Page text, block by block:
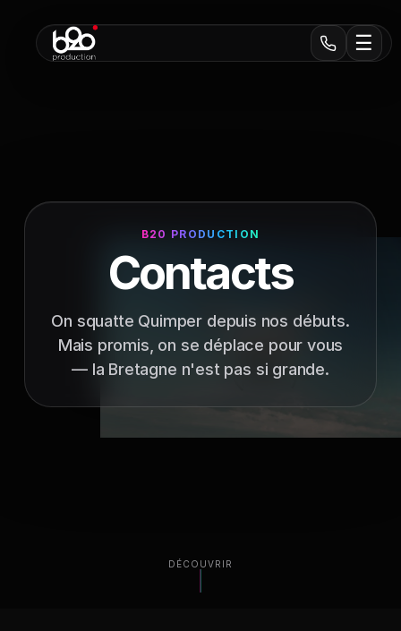
B20 PRODUCTION
Contacts
On squatte Quimper depuis nos débuts.
Mais promis, on se déplace pour vous
— la Bretagne n'est pas si grande.
DÉCOUVRIR
☰